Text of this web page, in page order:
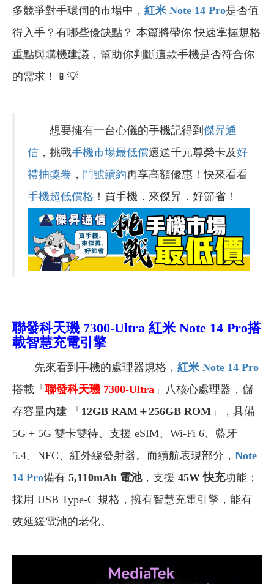
多競爭對手環伺的市場中， 紅米 Note 14 Pro是否值
得入手？有哪些優缺點？ 本篇將帶你 快速掌握規格
重點與購機建議，幫助你判斷這款手機是否符合你
的需求！📱💡
想要擁有一台心儀的手機記得到 傑昇通
信 ，挑戰手機市場最低價還送千元尊榮卡及好
禮抽獎卷 ， 門號續約再享高額優惠！快來看看
手機超低價格 ！買手機．來傑昇．好節省！
聯發科天璣 7300-Ultra 紅米 Note 14 Pro搭
載智慧充電引擎
先來看到手機的處理器規格， 紅米 Note 14 Pro
搭載「 聯發科天璣 7300-Ultra 」八核心處理器，儲
存容量內建 「 12GB RAM ＋256GB ROM 」，具備
5G + 5G 雙卡雙待、支援 eSIM、Wi-Fi 6、藍牙
5.4、NFC、紅外線發射器。而續航表現部分， Note
14 Pro備有 5,110mAh 電池，支援 45W快充功能；
採用 USB Type-C 規格，擁有智慧充電引擎，能有
效延緩電池的老化。